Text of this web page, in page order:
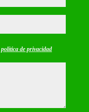
política de privacidad